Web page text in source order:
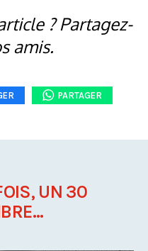
? Partagez-
amis.
PARTAGER
UN 30